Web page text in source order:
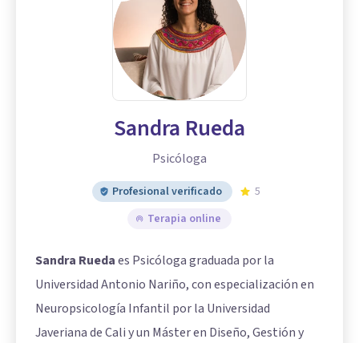
Sandra Rueda
Psicóloga
Profesional verificado
5
Terapia online
Sandra Ruedaes Psicóloga graduada por la
Universidad Antonio Nariño, con especialización en
Neuropsicología Infantil por la Universidad
Javeriana de Cali y un Máster en Diseño, Gestión y